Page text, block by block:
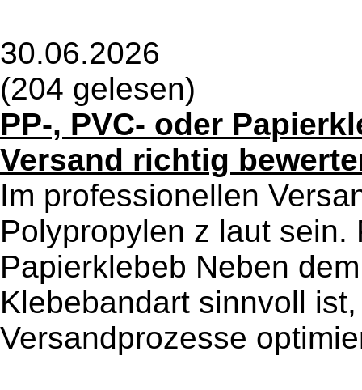
30.06.2026
(204 gelesen)
PP-, PVC- oder
Versand richtig
Im professionellen
Polypropylen z laut sein.
Papierklebeb Neben
Klebebandart sinnvoll
Versandprozesse